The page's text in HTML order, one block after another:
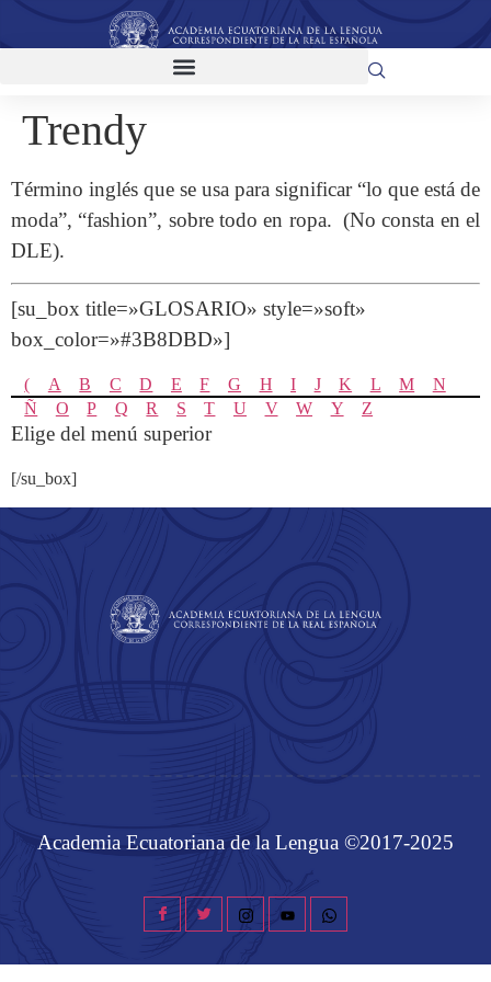
Trendy
Término inglés que se usa para significar “lo que está de
moda”, “fashion”, sobre todo en ropa. (No consta en el
DLE).
[su_box title=»GLOSARIO» style=»soft»
box_color=»#3B8DBD»]
( A B C D E F G H I J K L M
N
Ñ
O P Q R S T U V W Y Z
Elige del menú superior
[/su_box]
Academia Ecuatoriana de la Lengua ©2017-2025